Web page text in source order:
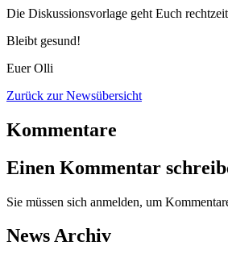
Die Diskussionsvorlage geht Euch
Bleibt gesund!
Euer Olli
Zurück zur Newsübersicht
Kommentare
Einen Kommentar
Sie müssen sich anmelden, um
News Archiv